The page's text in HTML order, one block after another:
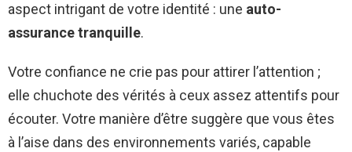
aspect intrigant de votre identité : une auto-
assurance tranquille.
Votre confiance ne crie pas pour attirer l’attention ;
elle chuchote des vérités à ceux assez attentifs pour
écouter. Votre manière d’être suggère que vous êtes
à l’aise dans des environnements variés, capable